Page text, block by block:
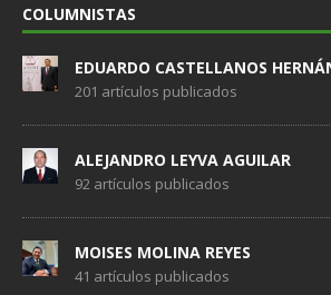
COLUMNISTAS
EDUARDO CASTELLANOS
201 artículos publicados
ALEJANDRO LEYVA AGUILAR
92 artículos publicados
MOISES MOLINA REYES
41 artículos publicados